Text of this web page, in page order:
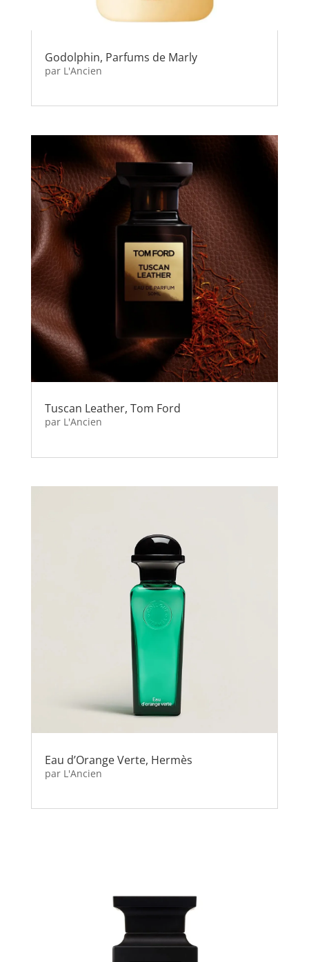
Godolphin, Parfums de Marly
par L'Ancien
Tuscan Leather, Tom Ford
par L'Ancien
Eau d’Orange Verte, Hermès
par L'Ancien